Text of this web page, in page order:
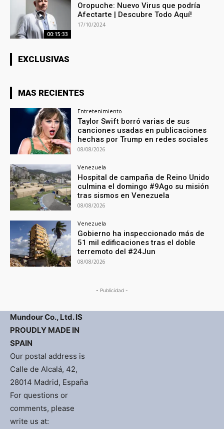
00:15:33
Oropuche: Nuevo Virus que podría
Afectarte | Descubre Todo Aquí!
17/10/2024
EXCLUSIVAS
MAS RECIENTES
Entretenimiento
Taylor Swift borró varias de sus
canciones usadas en publicaciones
hechas por Trump en redes sociales
08/08/2026
Venezuela
Hospital de campaña de Reino Unido
culmina el domingo #9Ago su misión
tras sismos en Venezuela
08/08/2026
Venezuela
Gobierno ha inspeccionado más de
51 mil edificaciones tras el doble
terremoto del #24Jun
08/08/2026
- Publicidad -
Mundour Co., Ltd. IS
PROUDLY MADE IN
SPAIN
Our postal address is
Calle de Alcalá, 42,
28014 Madrid, España
For questions or
comments, please
write us at: